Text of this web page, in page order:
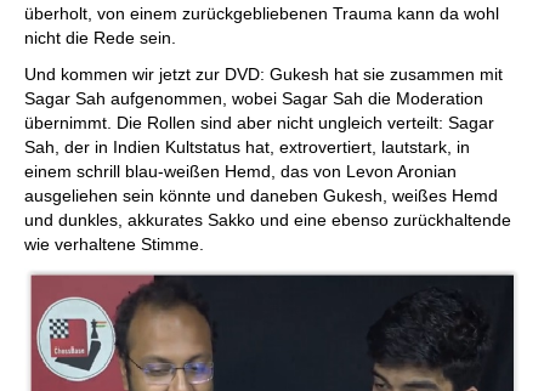
überholt, von einem zurückgebliebenen Trauma kann da wohl
nicht die Rede sein.
Und kommen wir jetzt zur DVD: Gukesh hat sie zusammen mit
Sagar Sah aufgenommen, wobei Sagar Sah die Moderation
übernimmt. Die Rollen sind aber nicht ungleich verteilt: Sagar
Sah, der in Indien Kultstatus hat, extrovertiert, lautstark, in
einem schrill blau-weißen Hemd, das von Levon Aronian
ausgeliehen sein könnte und daneben Gukesh, weißes Hemd
und dunkles, akkurates Sakko und eine ebenso zurückhaltende
wie verhaltene Stimme.